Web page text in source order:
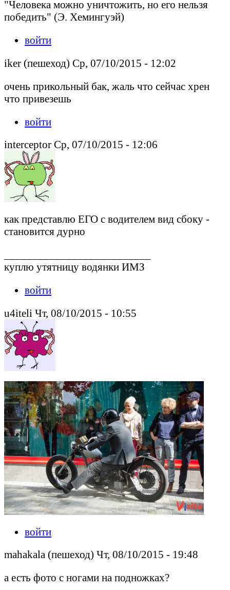
"Человека можно уничтожить, но его нельзя
победить" (Э. Хемингуэй)
войти
iker (пешеход) Ср, 07/10/2015 - 12:02
очень прикольный бак, жаль что сейчас хрен
что привезешь
войти
interceptor Ср, 07/10/2015 - 12:06
как представлю ЕГО с водителем вид сбоку -
становится дурно
куплю утятницу водянки ИМЗ
войти
u4iteli Чт, 08/10/2015 - 10:55
войти
mahakala (пешеход) Чт, 08/10/2015 - 19:48
а есть фото с ногами на подножках?